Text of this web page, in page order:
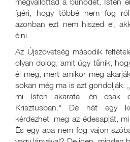
ígéri, hogy többé nem fog
azonban ezt nem hiszed el,
élni.
Az Újszövetség második
olyan dolog, amit úgy tűnik,
él meg, mert amikor meg
sokan még ma is azt gondolják:
mi Isten akarata, én csak
Krisztusban." De hát egy
kérdezheti meg az édesapját,
És egy apa nem fog vajon